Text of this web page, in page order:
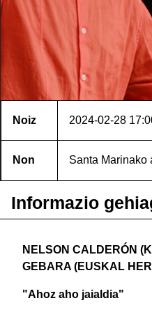
Noiz 2024-02-28
Non Santa Marinako
Informazio
NELSON CALDERÓN
GEBARA (EUSKAL
"Ahoz aho jaialdia"